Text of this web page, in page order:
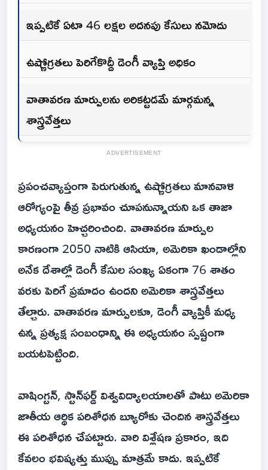
ఇప్పటికే ఏటా 46 లక్షల అదనపు కేసులు నమోదు
ఉష్ణోగ్రతలు పెరిగేకొద్దీ డెంగీ వ్యాప్తి అధికం
వాతావరణ మార్పులను అరికట్టడమే మార్గమన్న
శాస్త్రవేత్తలు
ADVERTISEMENT
ప్రపంచవ్యాప్తంగా పెరుగుతున్న ఉష్ణోగ్రతలు మానవాళి
ఆరోగ్యంపై తీవ్ర ప్రభావం చూపనున్నాయని ఒక తాజా
అధ్యయనం హెచ్చరించింది. వాతావరణ మార్పుల
కారణంగా 2050 నాటికి ఆసియా, అమెరికా ఖండాల్లోని
అనేక దేశాల్లో డెంగీ కేసుల సంఖ్య ఏకంగా 76 శాతం
వరకు పెరిగే ప్రమాదం ఉందని అమెరికా శాస్త్రవేత్తలు
తేల్చారు. వాతావరణ మార్పులకూ, డెంగీ వ్యాప్తికీ మధ్య
ఉన్న ప్రత్యక్ష సంబంధాన్ని ఈ అధ్యయనం స్పష్టంగా
బయటపెట్టింది.
వాషింగ్టన్, స్టాన్‌ఫర్డ్ విశ్వవిద్యాలయాలతో పాటు అమెరికా
జాతీయ ఆర్థిక పరిశోధన బ్యూరోకు చెందిన శాస్త్రవేత్తలు
ఈ పరిశోధన చేపట్టారు. వారి విశ్లేషణ ప్రకారం, ఇది
కేవలం భవిష్యత్తు ముప్పు మాత్రమే కాదు. ఇప్పటికే